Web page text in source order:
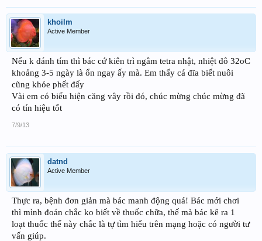
khoilm
Active Member
Nếu k đánh tím thì bác cứ kiên trì ngâm tetra nhật, nhiệt đô 32oC
khoảng 3-5 ngày là ổn ngay ấy mà. Em thấy cá đĩa biết nuôi
cũng khỏe phết đấy
Vài em có biểu hiện căng vây rồi đó, chúc mừng chúc mừng đã
có tín hiệu tốt
7/9/13
datnd
Active Member
Thực ra, bệnh đơn giản mà bác manh động quá! Bác mới chơi
thì mình đoán chắc ko biết về thuốc chữa, thế mà bác kê ra 1
loạt thuốc thế này chắc là tự tìm hiểu trên mạng hoặc có người tư
vấn giúp.